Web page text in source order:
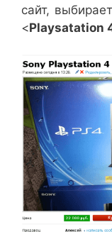
сайт,
<Playsatation